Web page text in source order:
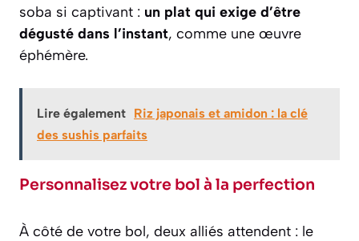
soba si captivant : un plat qui exige d’être
dégusté dans l’instant, comme une œuvre
éphémère.
Lire également Riz japonais et amidon : la clé
des sushis parfaits
Personnalisez votre bol à la perfection
À côté de votre bol, deux alliés attendent : le